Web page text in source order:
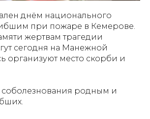
днём национального
при пожаре в Кемерове.
жертвам трагедии
сегодня на Манежной
организуют место скорби и
родным и